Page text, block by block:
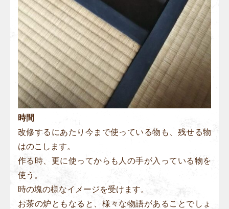
時間
改修するにあたり今まで使っている物も、残せる物
はのこします。
作る時、更に使ってからも人の手が入っている物を
使う。
時の塊の様なイメージを受けます。
お茶の炉ともなると、様々な物語があることでしょ